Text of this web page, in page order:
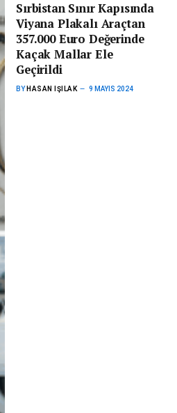
Sırbistan Sınır Kapısında
Viyana Plakalı Araçtan
357.000 Euro Değerinde
Kaçak Mallar Ele
Geçirildi
BY HASAN IŞILAK 9 MAYIS 2024